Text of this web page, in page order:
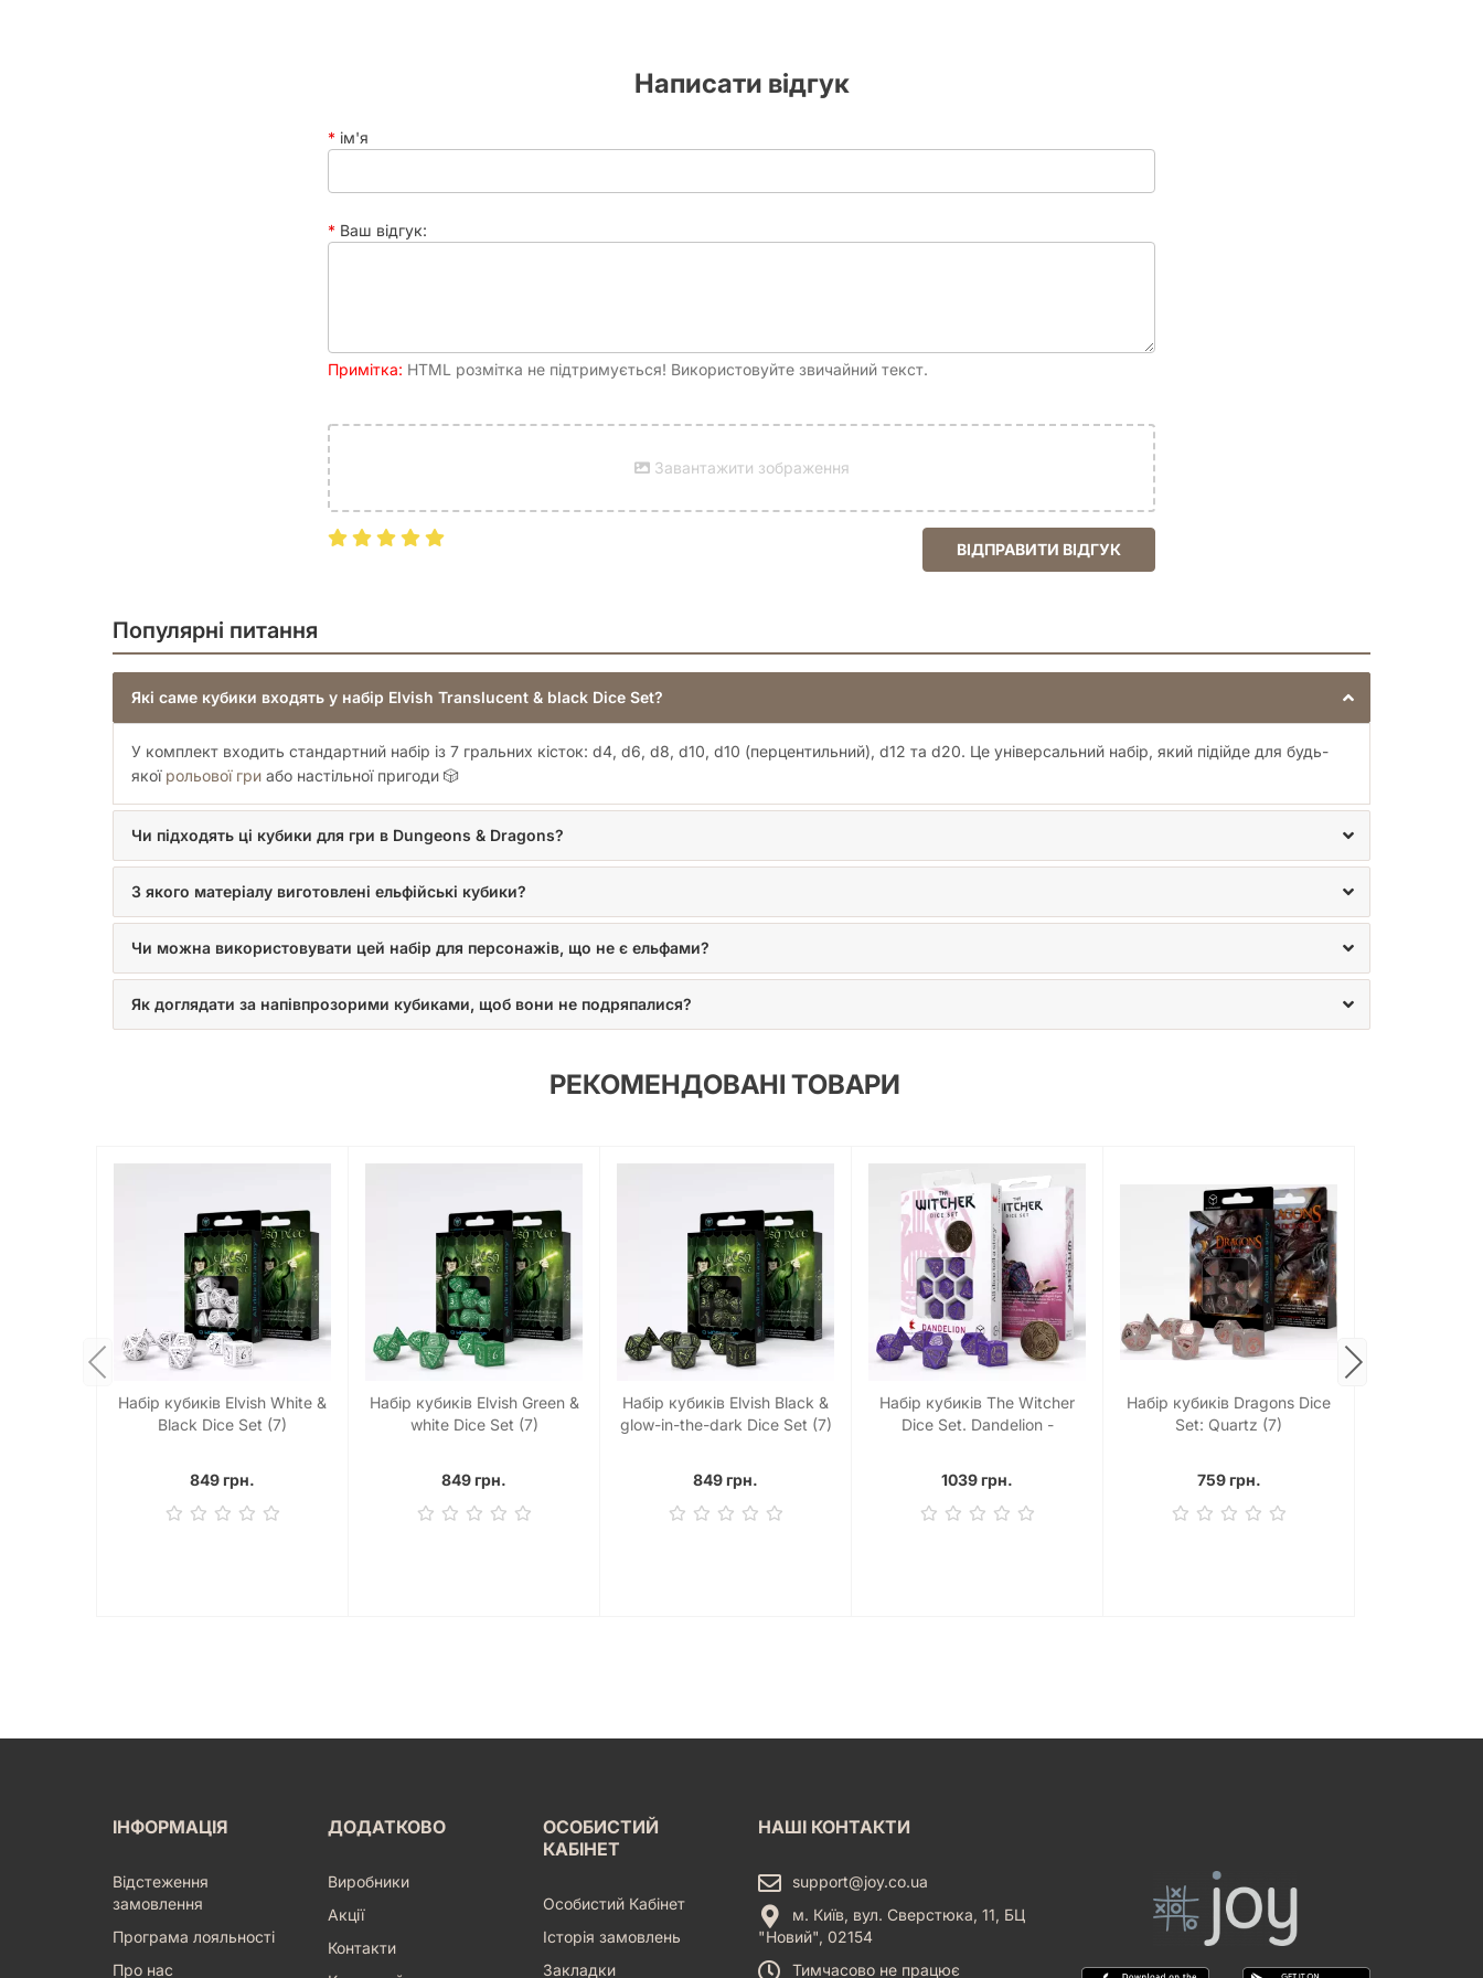
Написати відгук
ім'я
Ваш відгук:
Примітка: HTML розмітка не підтримується! Використовуйте звичайний текст.
Завантажити зображення
ВІДПРАВИТИ ВІДГУК
Популярні питання
Які саме кубики входять у набір Elvish Translucent & black Dice Set?
У комплект входить стандартний набір із 7 гральних кісток: d4, d6, d8, d10, d10 (перцентильний), d12 та d20. Це універсальний набір, який підійде для будь-
якої рольової гри або настільної пригоди 🎲
Чи підходять ці кубики для гри в Dungeons & Dragons?
З якого матеріалу виготовлені ельфійські кубики?
Чи можна використовувати цей набір для персонажів, що не є ельфами?
Як доглядати за напівпрозорими кубиками, щоб вони не подряпалися?
РЕКОМЕНДОВАНІ ТОВАРИ
Набір кубиків Elvish White &
Black Dice Set (7)
849 грн.
Набір кубиків Elvish Green &
white Dice Set (7)
849 грн.
Набір кубиків Elvish Black &
glow-in-the-dark Dice Set (7)
849 грн.
Набір кубиків The Witcher
Dice Set. Dandelion -
1039 грн.
Набір кубиків Dragons Dice
Set: Quartz (7)
759 грн.
ІНФОРМАЦІЯ
Відстеження
замовлення
Програма лояльності
Про нас
ДОДАТКОВО
Виробники
Акції
Контакти
ОСОБИСТИЙ
КАБІНЕТ
Особистий Кабінет
Історія замовлень
Закладки
НАШІ КОНТАКТИ
support@joy.co.ua
м. Київ, вул. Сверстюка, 11, БЦ
"Новий", 02154
Тимчасово не працює